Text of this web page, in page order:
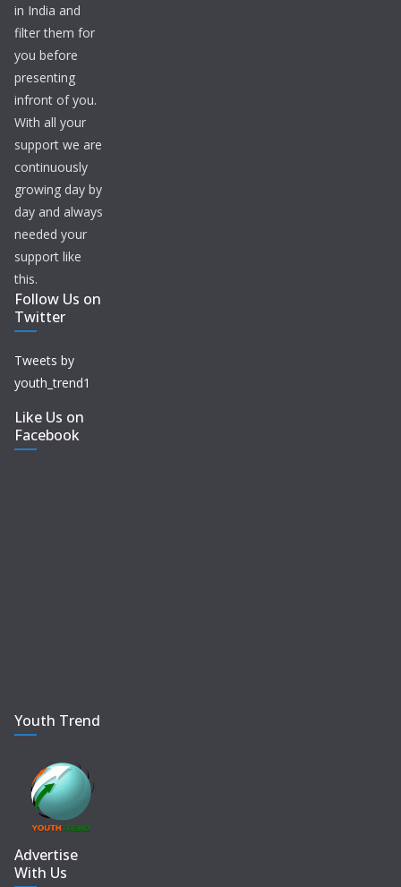
in India and
filter them for
you before
presenting
infront of you.
With all your
support we are
continuously
growing day by
day and always
needed your
support like
this.
Follow Us on
Twitter
Tweets by
youth_trend1
Like Us on
Facebook
Youth Trend
Advertise
With Us